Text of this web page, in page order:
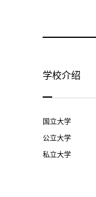
学校介绍
国立大学
公立大学
私立大学